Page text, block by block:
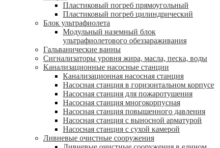
Пластиковый погреб прямоугольный
Пластиковый погреб цилиндрический
Блок ультрафиолета
Модульный наземный блок
ультрафиолетового обеззараживания
Гальванические ванны
Сигнализаторы уровня жира, масла, песка, воды
Канализационные насосные станции
Канализационная насосная станция
Насосная станция в горизонтальном корпусе
Насосная станция для пожаротушения
Насосная станция многокорпусная
Насосная станция повышенного давления
Насосная станция с выносной арматурой
Насосная станция с сухой камерой
Ливневые очистные сооружения